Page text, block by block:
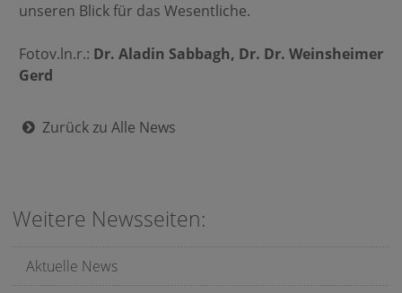
unseren Blick für das Wesentliche.
Fotov.ln.r.: Dr. Aladin Sabbagh, Dr. Dr. Weinsheimer
Gerd
Zurück zu Alle News
Weitere Newsseiten:
Aktuelle News